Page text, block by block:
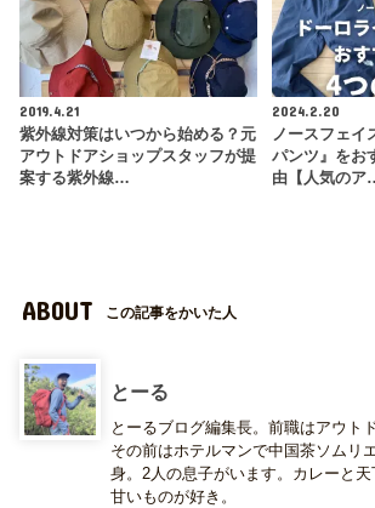
2019.4.21
紫外線対策はいつから始める？元
アウトドアショップスタッフが提
案する紫外線…
2024.2.20
ノースフェイ
パンツ』をお
由【人気のア
ABOUT この記事をかいた人
とーる
とーるブログ編集長。前職はアウト
その前はホテルマンで中国茶ソムリ
身。2人の息子がいます。カレーと天
甘いものが好き。